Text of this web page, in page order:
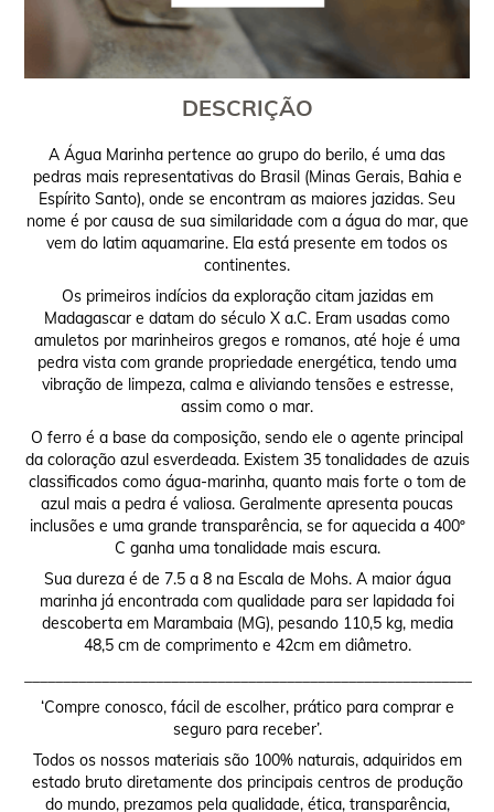
DESCRIÇÃO
A Água Marinha pertence ao grupo do berilo, é uma das
pedras mais representativas do Brasil (Minas Gerais, Bahia e
Espírito Santo), onde se encontram as maiores jazidas. Seu
nome é por causa de sua similaridade com a água do mar, que
vem do latim aquamarine. Ela está presente em todos os
continentes.
Os primeiros indícios da exploração citam jazidas em
Madagascar e datam do século X a.C. Eram usadas como
amuletos por marinheiros gregos e romanos, até hoje é uma
pedra vista com grande propriedade energética, tendo uma
vibração de limpeza, calma e aliviando tensões e estresse,
assim como o mar.
O ferro é a base da composição, sendo ele o agente principal
da coloração azul esverdeada. Existem 35 tonalidades de azuis
classificados como água-marinha, quanto mais forte o tom de
azul mais a pedra é valiosa. Geralmente apresenta poucas
inclusões e uma grande transparência, se for aquecida a 400º
C ganha uma tonalidade mais escura.
Sua dureza é de 7.5 a 8 na Escala de Mohs. A maior água
marinha já encontrada com qualidade para ser lapidada foi
descoberta em Marambaia (MG), pesando 110,5 kg, media
48,5 cm de comprimento e 42cm em diâmetro.
‘Compre conosco, fácil de escolher, prático para comprar e
seguro para receber’.
Todos os nossos materiais são 100% naturais, adquiridos em
estado bruto diretamente dos principais centros de produção
do mundo, prezamos pela qualidade, ética, transparência,